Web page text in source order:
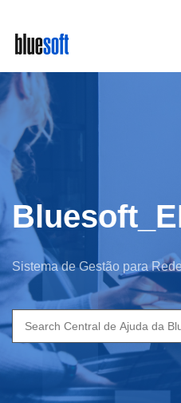
main
content
Sistema de Gestão para
Search
for: